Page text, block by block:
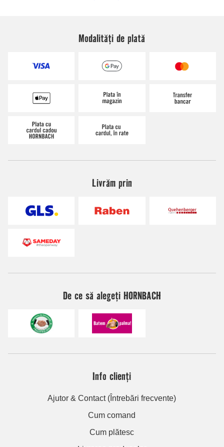
Modalități de plată
Livrăm prin
De ce să alegeți HORNBACH
Info clienți
Ajutor & Contact (Întrebări frecvente)
Cum comand
Cum plătesc